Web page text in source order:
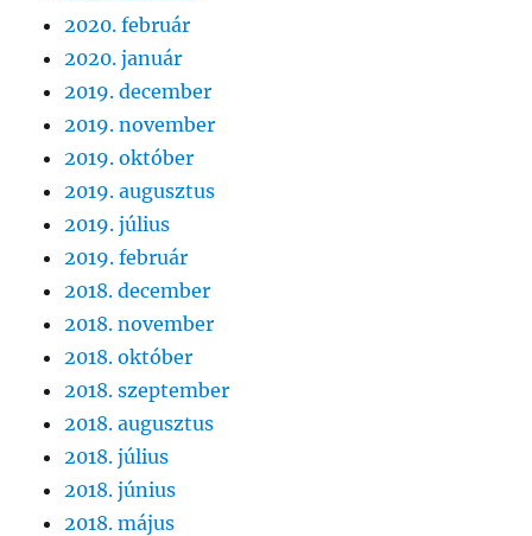
2020. február
2020. január
2019. december
2019. november
2019. október
2019. augusztus
2019. július
2019. február
2018. december
2018. november
2018. október
2018. szeptember
2018. augusztus
2018. július
2018. június
2018. május